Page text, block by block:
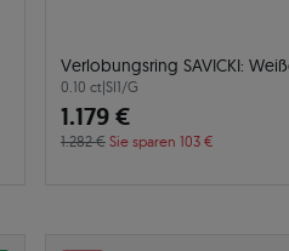
Verlobungsring SAVICKI:
0.10 ct|SI1/G
1.179 €
1.282 € Sie sparen 103 €